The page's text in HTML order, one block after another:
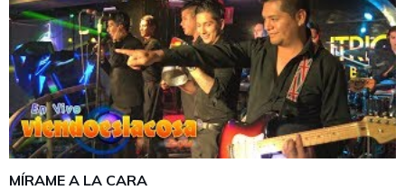
MÍRAME A LA CARA